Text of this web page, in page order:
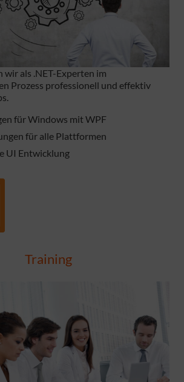
wir als .NET-Experten im
Prozess professionell und effektiv
für Windows mit WPF
für alle Plattformen
UI Entwicklung
Training